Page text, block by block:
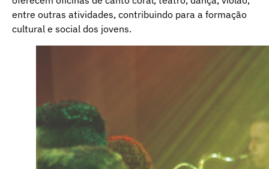
entre outras atividades, contribuindo para a formação
cultural e social dos jovens.